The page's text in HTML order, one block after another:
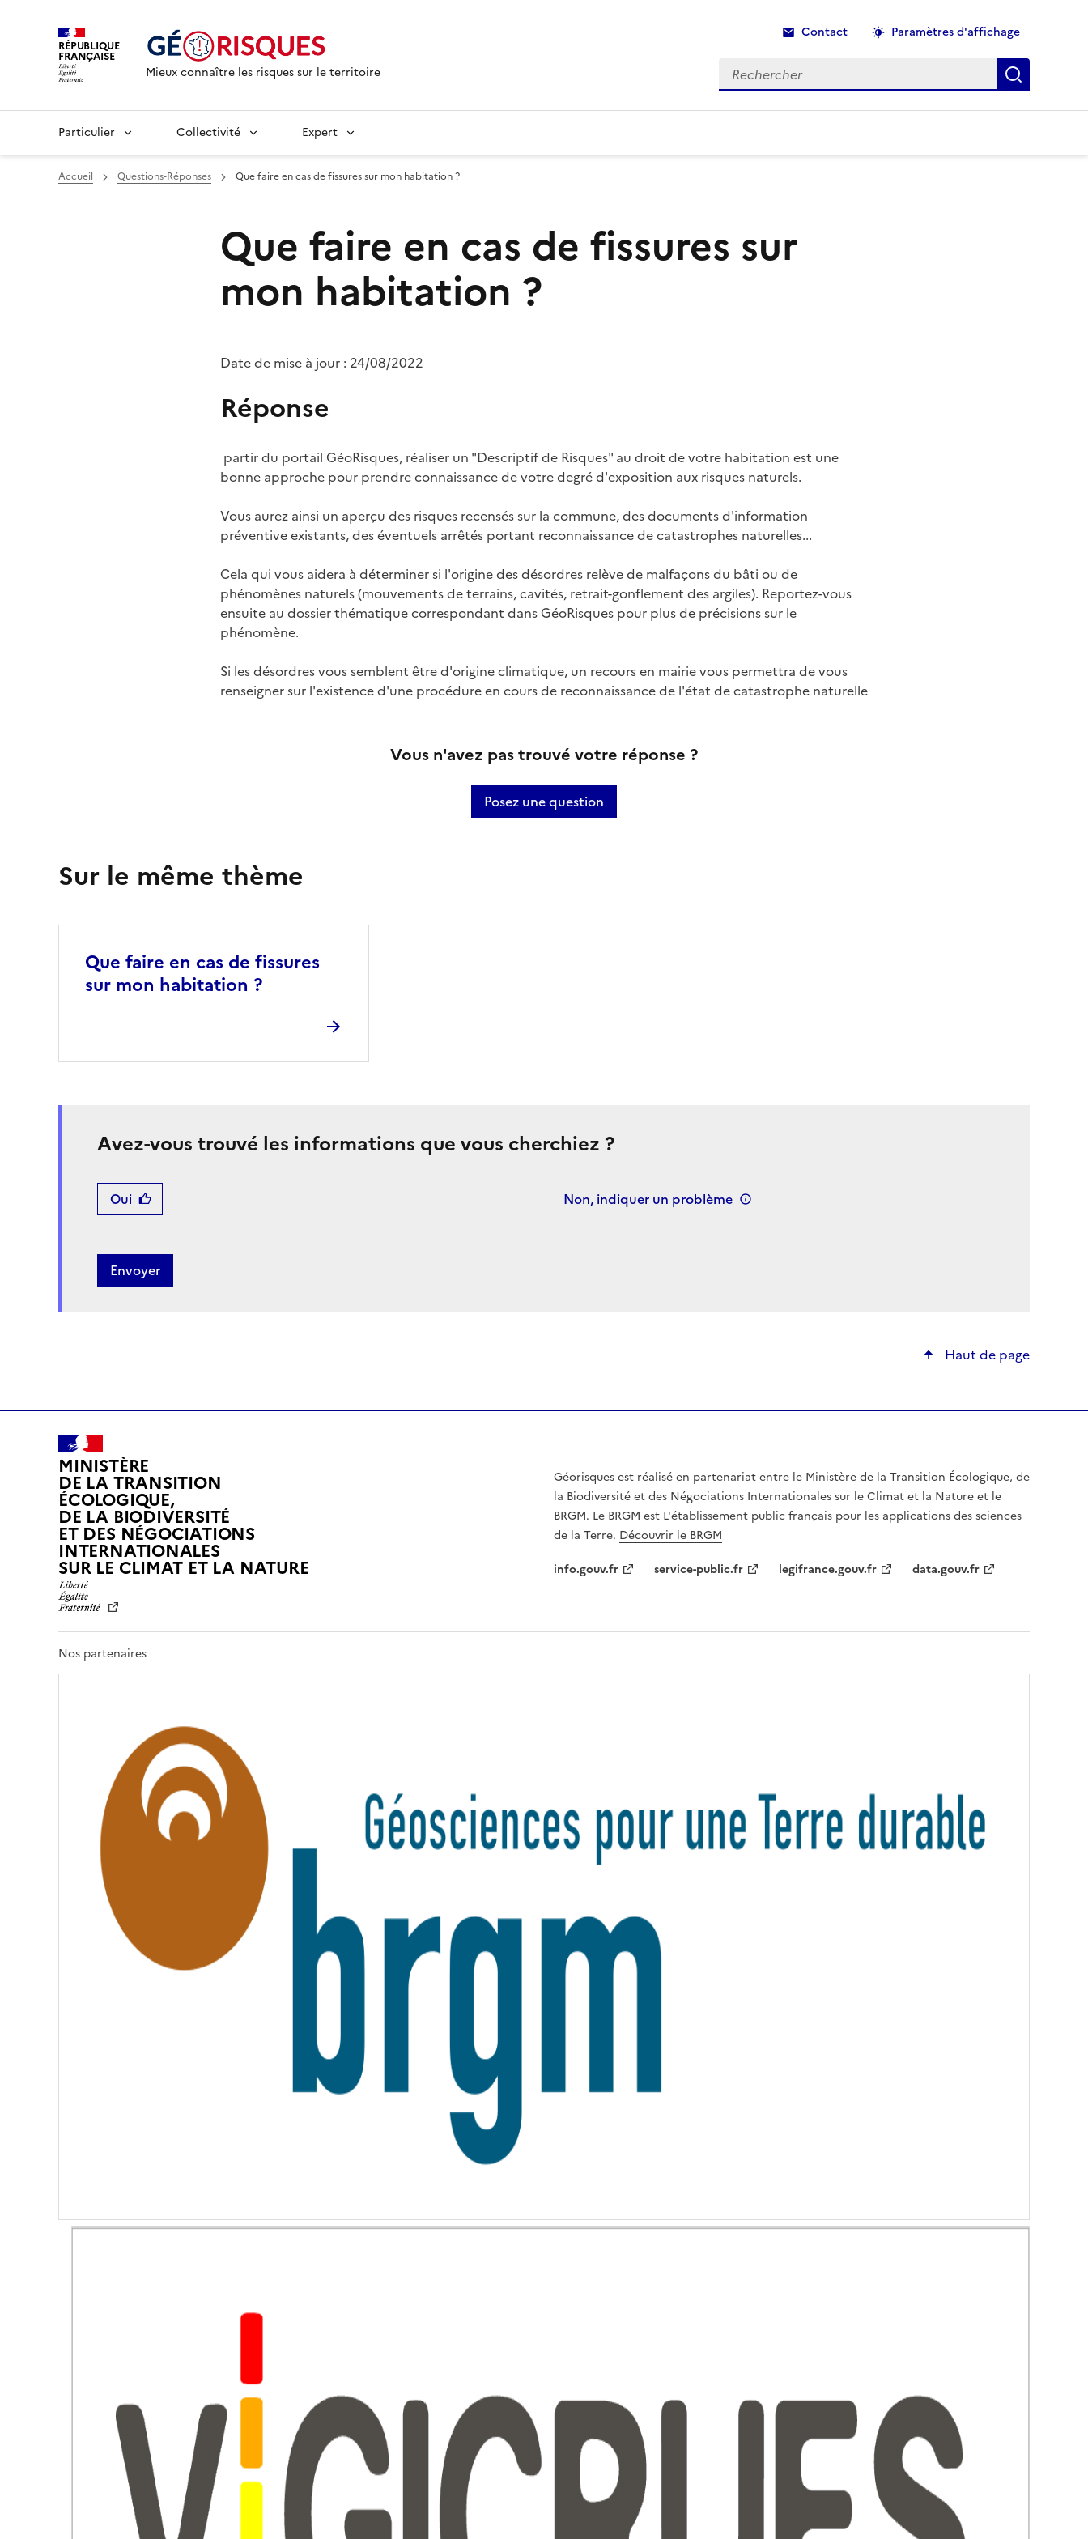
RÉPUBLIQUE
FRANÇAISE
Mieux connaître les risques sur le territoire
Contact Paramètres d'affichage
Rechercher Recherche
Particulier Collectivité Expert
Accueil Questions-Réponses Que faire en cas de fissures sur mon habitation ?
Que faire en cas de fissures sur
mon habitation ?
Date de mise à jour : 24/08/2022
Réponse
partir du portail GéoRisques, réaliser un "Descriptif de Risques" au droit de votre habitation est une
bonne approche pour prendre connaissance de votre degré d'exposition aux risques naturels.
Vous aurez ainsi un aperçu des risques recensés sur la commune, des documents d'information
préventive existants, des éventuels arrêtés portant reconnaissance de catastrophes naturelles...
Cela qui vous aidera à déterminer si l'origine des désordres relève de malfaçons du bâti ou de
phénomènes naturels (mouvements de terrains, cavités, retrait-gonflement des argiles). Reportez-vous
ensuite au dossier thématique correspondant dans GéoRisques pour plus de précisions sur le
phénomène.
Si les désordres vous semblent être d'origine climatique, un recours en mairie vous permettra de vous
renseigner sur l'existence d'une procédure en cours de reconnaissance de l'état de catastrophe naturelle
Vous n'avez pas trouvé votre réponse ?
Posez une question
Sur le même thème
Que faire en cas de fissures
sur mon habitation ?
Avez-vous trouvé les informations que vous cherchiez ?
Oui Non, indiquer un problème
Haut de page
MINISTÈRE
DE LA TRANSITION
ÉCOLOGIQUE,
DE LA BIODIVERSITÉ
ET DES NÉGOCIATIONS
INTERNATIONALES
SUR LE CLIMAT ET LA NATUREL
R
É
R
R
N
T
Géorisques est réalisé en partenariat entre le Ministère de la Transition Écologique, de
la Biodiversité et des Négociations Internationales sur le Climat et la Nature et le
BRGM. Le BRGM est L'établissement public français pour les applications des sciences
de la Terre. Découvrir le BRGM
info.gouv.fr
service-public.fr legifrance.gouv.fr data.gouv.fr
Nos partenaires